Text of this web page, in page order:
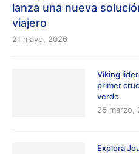
lanza una nueva
viajero
21 mayo, 2026
Viking
primer
verde
25 marzo,
Explora